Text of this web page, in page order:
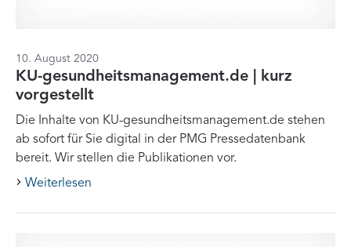
10. August 2020
KU-gesundheitsmanagement.de | kurz
vorgestellt
Die Inhalte von KU-gesundheitsmanagement.de stehen
ab sofort für Sie digital in der PMG Pressedatenbank
bereit. Wir stellen die Publikationen vor.
Weiterlesen